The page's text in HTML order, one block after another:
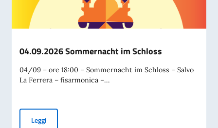
04.09.2026 Sommernacht im Schloss
04/09 – ore 18:00 – Sommernacht im Schloss – Salvo
La Ferrera – fisarmonica –...
Leggi04.09.2026 Sommernacht im Schloss